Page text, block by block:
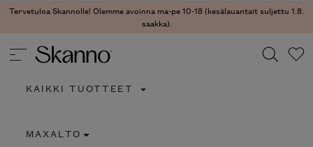
Tervetuloa Skannolle! Olemme avoinna ma-pe 10-18 (kesälauantait suljettu 1.8.
saakka).
Type 2 or more characters for results.
KAIKKI TUOTTEET
MAXALTO